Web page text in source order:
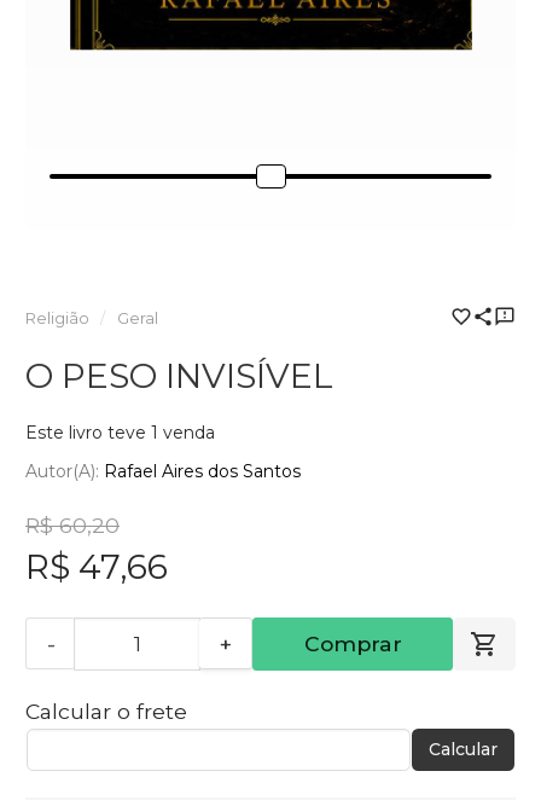
Religião Geral
O PESO INVISÍVEL
Este livro teve 1 venda
Autor(a): Rafael Aires dos Santos
R$ 60,20
R$ 47,66
- + Comprar
Calcular o frete
Calcular